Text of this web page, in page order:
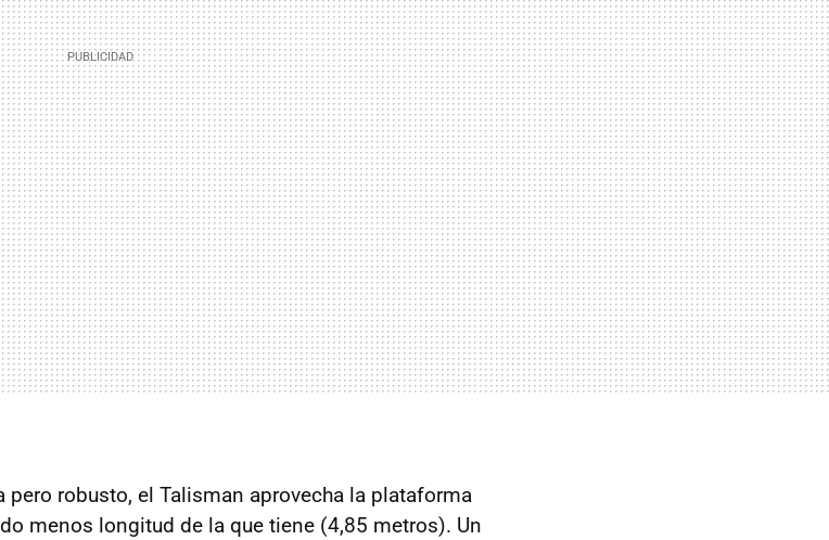
pero robusto, el Talisman aprovecha la plataforma
menos longitud de la que tiene (4,85 metros). Un